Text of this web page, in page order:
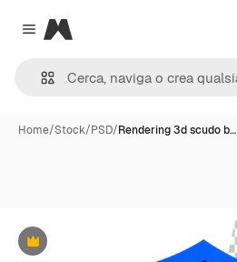
Close menu
Magnific
Home/Stock/PSD/Rendering 3d scudo b…
Premium